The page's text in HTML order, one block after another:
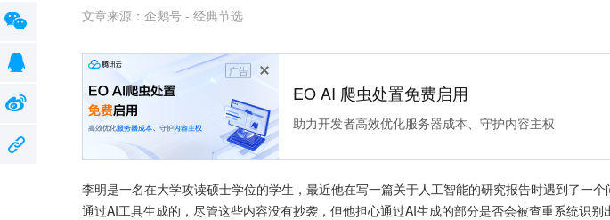
文章来源： 企鹅号 - 经典节选
广告
EO AI 爬虫处置免费启用
助力开发者高效优化服务器成本、守护内容主权
李明是一名在大学攻读硕士学位的学生，最近他在写一篇关于人工智能的研究报告时遇到了一
通过AI工具生成的，尽管这些内容没有抄袭，但他担心通过AI生成的部分是否会被查重系统识